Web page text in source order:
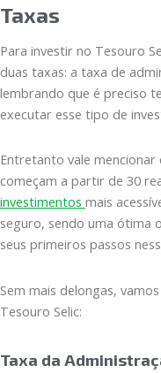
Taxas
Para investir no Tesouro
duas taxas: a taxa de
lembrando que é preciso
executar esse tipo de
Entretanto vale
começam a partir de 30
investimentos mais
seguro, sendo uma ótima
seus primeiros passos
Sem mais delongas,
Tesouro Selic:
Taxa da